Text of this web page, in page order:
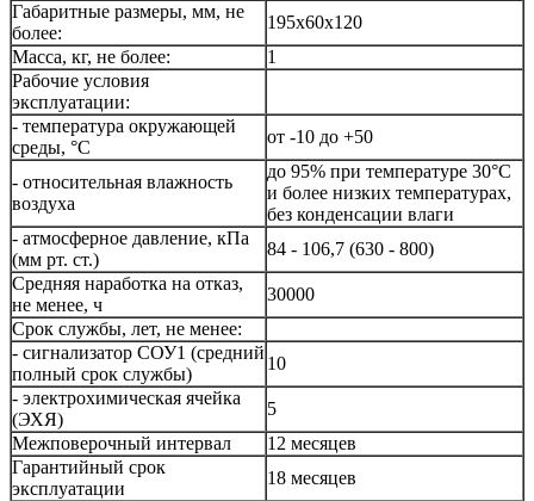
Габаритные размеры, мм, не
более:
195x60x120
Масса, кг, не более:
1
Рабочие условия
эксплуатации:
- температура окружающей
среды, °С
от -10 до +50
- относительная влажность
воздуха
до 95% при температуре 30°С
и более низких температурах,
без конденсации влаги
- атмосферное давление, кПа
(мм рт. ст.)
84 - 106,7 (630 - 800)
Средняя наработка на отказ,
не менее, ч
30000
Срок службы, лет, не менее:
- сигнализатор СОУ1 (средний
полный срок службы)
10
- электрохимическая ячейка
(ЭХЯ)
5
Межповерочный интервал
12 месяцев
Гарантийный срок
эксплуатации
18 месяцев